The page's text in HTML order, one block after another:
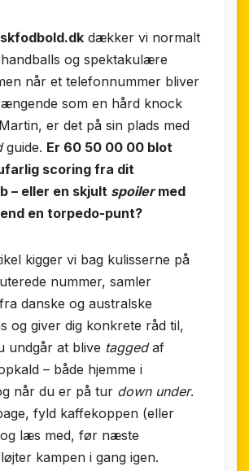
dækker vi normalt
og spektakulære
når et telefonnummer bliver
som en hård knock
er det på sin plads med
guide. Er 60 50 00 00 blot
scoring fra dit
– eller en skjult spoilermed
en torpedo-punt?
kigger vi bag kulisserne på
nummer, samler
danske og australske
og giver dig konkrete råd til,
undgår at blive taggedaf
– både hjemme i
når du er på tur down under.
fyld kaffekoppen (eller
læs med, før næste
kampen i gang igen.